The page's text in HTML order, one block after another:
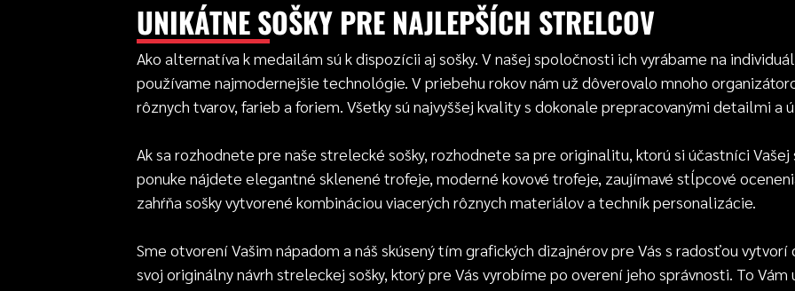
UNIKÁTNE SOŠKY PRE NAJLEPŠÍCH STRELCOV
Ako alternatíva k medailám sú k dispozícii aj sošky. V našej spoločnosti ich vyrábame na
používame najmodernejšie technológie. V priebehu rokov nám už dôverovalo mnoho
rôznych tvarov, farieb a foriem. Všetky sú najvyššej kvality s dokonale prepracovanými detailmi a
Ak sa rozhodnete pre naše strelecké sošky, rozhodnete sa pre originalitu, ktorú si účastníci
ponuke nájdete elegantné sklenené trofeje, moderné kovové trofeje, zaujímavé stĺpcové
zahŕňa sošky vytvorené kombináciou viacerých rôznych materiálov a techník personalizácie.
Sme otvorení Vašim nápadom a náš skúsený tím grafických dizajnérov pre Vás s radosťou
svoj originálny návrh streleckej sošky, ktorý pre Vás vyrobíme po overení jeho správnosti. To